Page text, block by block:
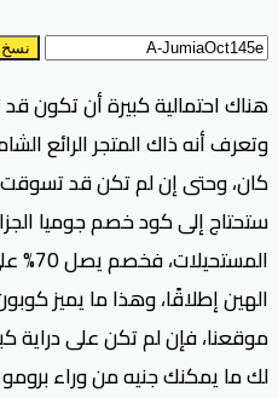
نسخ
هناك احتمالية كبيرة أن تكون
وتعرف أنه ذاك المتجر الرائع
كان، وحتى إن لم تكن قد
ستحتاج إلى كود خصم جوميا
الهين إطلاقًا، وهذا ما يميز
موقعنا، فإن لم تكن على دراية
لك ما يمكنك جنيه من وراء